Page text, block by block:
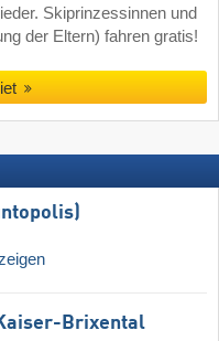
Skiprinzessinnen und
der Eltern) fahren gratis!
Brixental